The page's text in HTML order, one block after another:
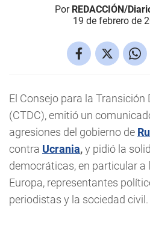
Por REDACCIÓN/
19 de febrero de
El Consejo para la Transición
(CTDC), emitió un
agresiones del gobierno de
contra Ucrania,y pidió la
democráticas, en particular a
Europa, representantes
periodistas y la sociedad civil.